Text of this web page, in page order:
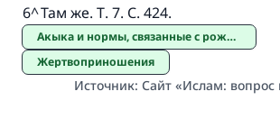
^
6 Там же. Т. 7. С. 424.
Акыка и нормы, связанные с рождением ребенка
Жертвоприношения
Источник: Сайт «Ислам: вопрос